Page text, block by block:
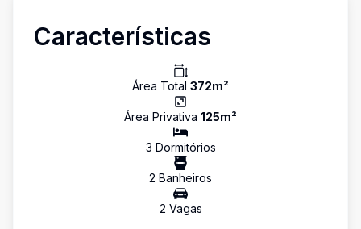
Características
Área Total 372m²
Área Privativa 125m²
3 Dormitórios
2 Banheiros
2 Vagas